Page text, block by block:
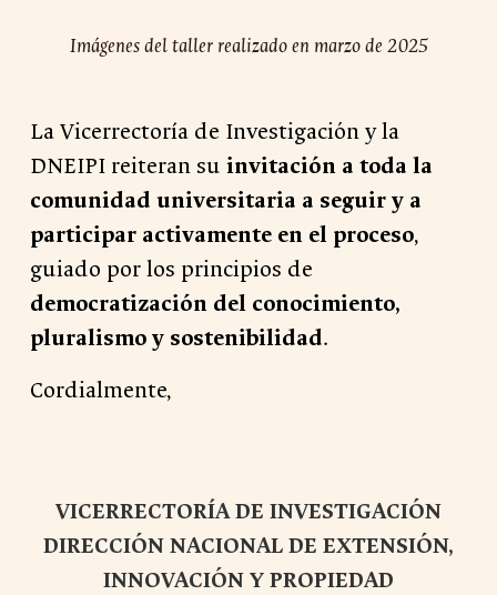
Imágenes del taller realizado en marzo de 2025
La Vicerrectoría de Investigación y la
DNEIPI reiteran suinvitación a toda la
comunidad universitaria a seguir y a
participar activamente en el proceso,
guiado por los principios de
democratización del conocimiento,
pluralismo y sostenibilidad.
Cordialmente,
VICERRECTORÍA DE INVESTIGACIÓN
DIRECCIÓN NACIONAL DE EXTENSIÓN,
INNOVACIÓN Y PROPIEDAD